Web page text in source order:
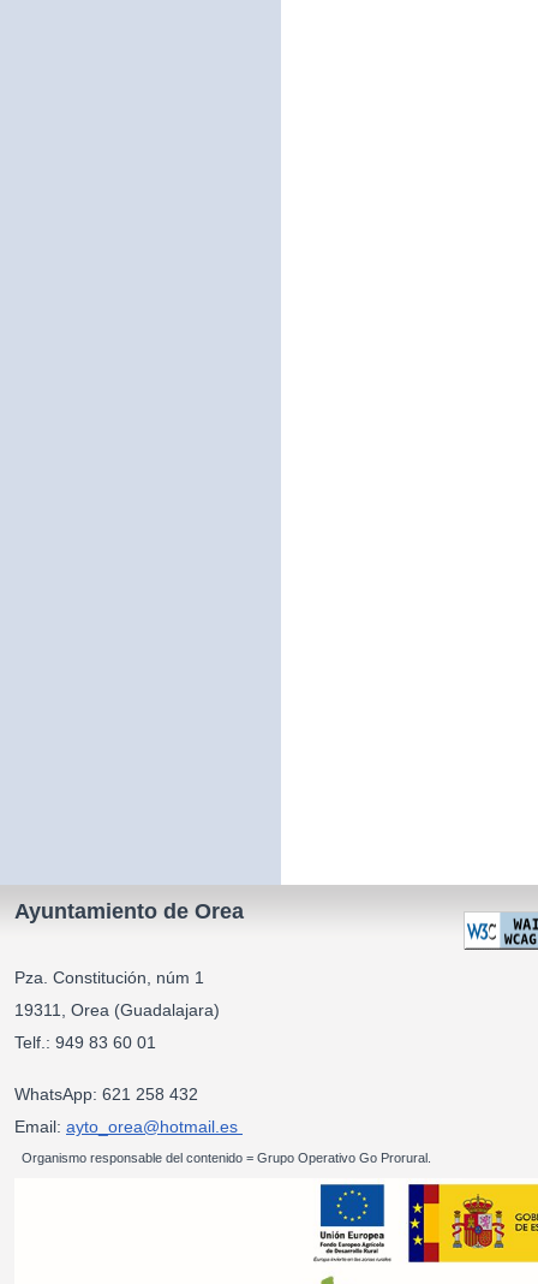
Ayuntamiento de Orea
Pza. Constitución, núm 1
19311, Orea (Guadalajara)
Telf.: 949 83 60 01
WhatsApp: 621 258 432
Email: ayto_orea@hotmail.es
Organismo responsable del contenido = Grupo Operativo Go Prorural.